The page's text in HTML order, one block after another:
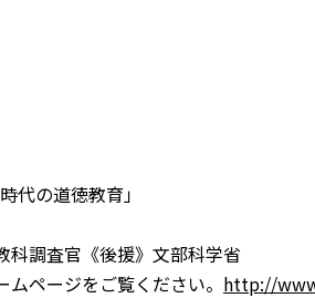
代の道徳教育」
科調査官 《後援》文部科学省
ページをご覧ください。 http://